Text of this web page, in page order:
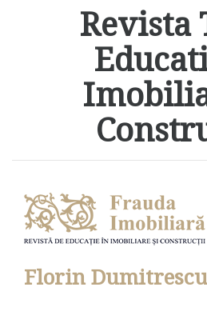
Revista
Florin